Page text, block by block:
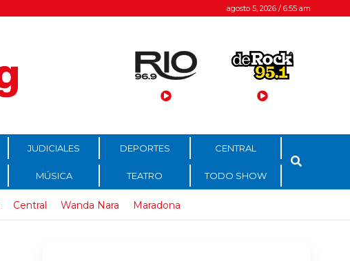
agosto 5, 2026 / 6:55 am
JUDICIALES DEPORTES CENTRAL
MÚSICA TEATRO TODO SHOW
Central Wanda Nara Maradona